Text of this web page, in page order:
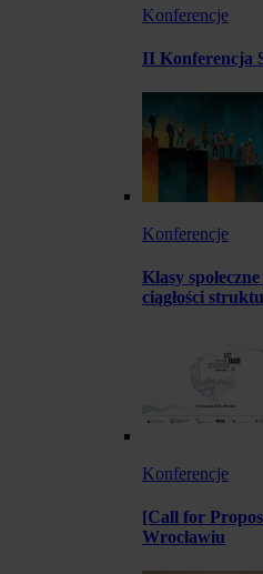
Konferencje
II Konferencja
Konferencje
Klasy
ciągłości
Konferencje
[Call for
Wrocławiu